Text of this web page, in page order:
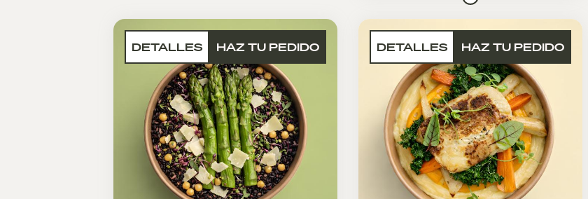
DETALLES HAZ TU PEDIDO DETALLES HAZ TU PEDIDO